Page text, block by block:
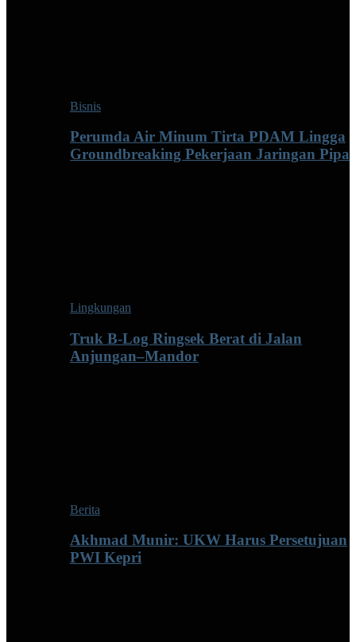
Bisnis
Perumda Air Minum Tirta PDAM Lingga
Groundbreaking Pekerjaan Jaringan Pipa
Lingkungan
Truk B-Log Ringsek Berat di Jalan
Anjungan–Mandor
Berita
Akhmad Munir: UKW Harus Persetujuan
PWI Kepri